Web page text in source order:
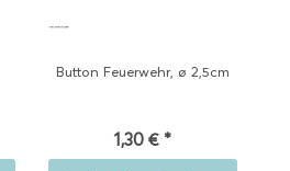
Button Feuerwehr, ø 2,5cm
1,30 € *